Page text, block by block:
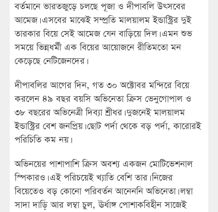
বর্তমানে ভারতজুড়ে চলছে পূজা ও দীপাবলি উৎসবের
আমেজ। এসবের মাঝেই সম্প্রতি মালয়ালম ইন্ডাস্ট্রির দুই
তারকার বিয়ে সেই আমেজ যেন বাড়িয়ে দিল। এমন শুভ
সময়ে ভিন্নধর্মী এক বিয়ের আয়োজনে রীতিমতো মন
কেড়েছে নেটিজেনদের।
দীপাবলির আগের দিন, গত ৩০ অক্টোবর মন্দিরে বিয়ে
করলেন ৪৯ বছর বয়সি অভিনেতা ক্রিস ভেনুগোপাল ও
৩৮ বছরের অভিনেত্রী দিব্যা শ্রীধর। দুজনেই মালয়ালম
ইন্ডাস্ট্রির বেশ জনপ্রিয়। ছোট পর্দা থেকে বড় পর্দা, কারোরই
পরিচিতি কম নয়।
অভিনয়ের পাশাপাশি ক্রিস অবশ্য একজন মোটিভেশনাল
স্পিকারও। এই পরিচয়েই খ্যাতি বেশি তার। নিজের
বিয়েতেও বড় কোনো পরিবর্তন আনেননি অভিনেতা। লম্বা
সাদা দাড়ি আর লম্বা চুল, ঊর্ধাঙ্গ পোশাকবিহীন সাজেই